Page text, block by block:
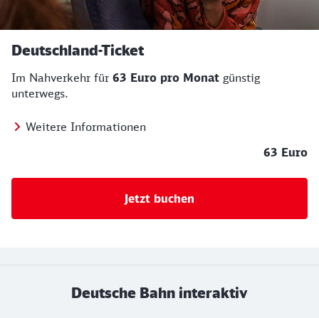
Deutschland-Ticket
Im Nahverkehr für 63 Euro pro Monat günstig
unterwegs.
Weitere Informationen
63 Euro
Jetzt buchen
Deutsche Bahn interaktiv